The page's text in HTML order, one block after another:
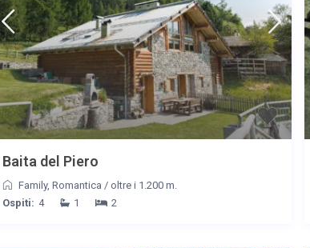
Baita del Piero
Family,Romantica / oltre i 1.200 m.
Ospiti: 4 1 2